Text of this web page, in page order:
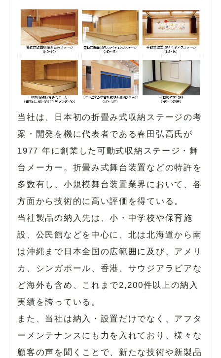
当社は、日本初の折畳み式収納ステージの考
案・開発を機に代表者である春田弘高氏が
1977 年に創業した可動式収納ステージ・舞
台メーカー。折畳み式舞台装置などの特許を
多数有し、小規模舞台装置業界において、各
方面から技術的に高い評価を得ている。
当社製品の納入先は、小・中学校や保育施
設、公民館などを中心に、北は北海道から南
は沖縄まで日本全国の広範囲に及び、アメリ
カ、シンガポール、香港、サウジアラビアな
ど海外も含め、これまで2,200件以上の納入
実績を誇っている。
また、当社は納入・設置だけでなく、アフタ
ーメンテナンスにも力を入れており、様々な
顧客の声を聞くことで、新たな技術や新製品